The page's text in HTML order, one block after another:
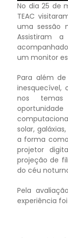
No dia 25 de
TEAC
uma sessão
Assistiram
um monitor
Para além
inesquecível,
nos temas
solar,
a forma
projetor
projeção de
do céu
Pela
experiência